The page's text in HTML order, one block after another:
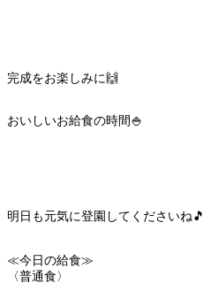
完成をお楽しみに🙌
おいしいお給食の時間🍚
明日も元気に登園してくださいね🎵
≪今日の給食≫
〈普通食〉